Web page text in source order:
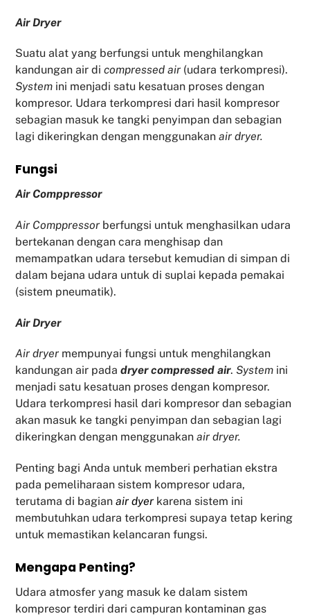
Air Dryer
Suatu alat yang berfungsi untuk menghilangkan
kandungan air dicompressed air (udara terkompresi).
System ini menjadi satu kesatuan proses dengan
kompresor. Udara terkompresi dari hasil kompresor
sebagian masuk ke tangki penyimpan dan sebagian
lagi dikeringkan dengan menggunakan air dryer.
Fungsi
Air Comppressor
Air Comppressor berfungsi untuk menghasilkan udara
bertekanan dengan cara menghisap dan
memampatkan udara tersebut kemudian di simpan di
dalam bejana udara untuk di suplai kepada pemakai
(sistem pneumatik).
Air Dryer
Air dryer mempunyai fungsi untuk menghilangkan
kandungan air padadryer compressed air.System ini
menjadi satu kesatuan proses dengan kompresor.
Udara terkompresi hasil dari kompresor dan sebagian
akan masuk ke tangki penyimpan dan sebagian lagi
dikeringkan dengan menggunakanair dryer.
Penting bagi Anda untuk memberi perhatian ekstra
pada pemeliharaan sistem kompresor udara,
terutama di bagianair dyer karena sistem ini
membutuhkan udara terkompresi supaya tetap kering
untuk memastikan kelancaran fungsi.
Mengapa Penting?
Udara atmosfer yang masuk ke dalam sistem
kompresor terdiri dari campuran kontaminan gas